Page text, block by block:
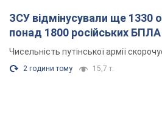
ЗСУ відмінусували ще 1330
понад 1800 російських
Чисельність путінської армії
2 години тому 15,7 т.